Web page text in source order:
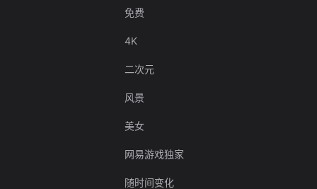
免费
4K
二次元
风景
美女
网易游戏独家
随时间变化